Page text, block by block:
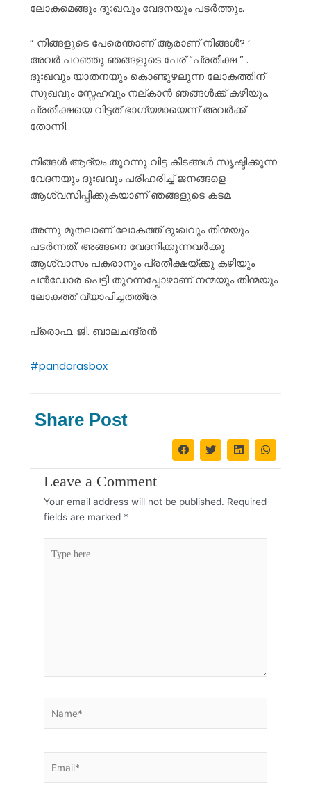
ലോകമെങ്ങും ദുഃഖവും വേദനയും പടർത്തും.
” നിങ്ങളുടെ പേരെന്താണ് ആരാണ് നിങ്ങൾ? ‘
അവർ പറഞ്ഞു ഞങ്ങളുടെ പേര് “പ്രതീക്ഷ ” .
ദുഃഖവും യാതനയും കൊണ്ടുഴലുന്ന ലോകത്തിന്
സുഖവും സ്നേഹവും നല്കാൻ ഞങ്ങൾക്ക് കഴിയും.
പ്രതീക്ഷയെ വിട്ടത് ഭാഗ്യമായെന്ന് അവർക്ക്
തോന്നി.
നിങ്ങൾ ആദ്യം തുറന്നു വിട്ട കീടങ്ങൾ സൃഷ്ടിക്കുന്ന
വേദനയും ദുഃഖവും പരിഹരിച്ച് ജനങ്ങളെ
ആശ്വസിപ്പിക്കുകയാണ് ഞങ്ങളുടെ കടമ.
അന്നു മുതലാണ് ലോകത്ത് ദുഃഖവും തിന്മയും
പടർന്നത്. അങ്ങനെ വേദനിക്കുന്നവർക്കു
ആശ്വാസം പകരാനും പ്രതീക്ഷയ്ക്കു കഴിയും
പൻഡോര പെട്ടി തുറന്നപ്പോഴാണ് നന്മയും തിന്മയും
ലോകത്ത് വ്യാപിച്ചതത്രേ.
പ്രൊഫ. ജി. ബാലചന്ദ്രൻ
#pandorasbox
Share Post
Leave a Comment
Your email address will not be published. Required
fields are marked *
here..